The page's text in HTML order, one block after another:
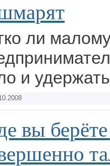
ли
и
вы